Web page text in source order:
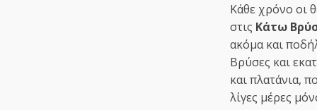
Κάθε χρόνο οι
στις Κάτω
ακόμα και
Βρύσες και
και πλατάνια,
λίγες μέρες